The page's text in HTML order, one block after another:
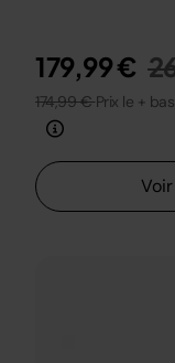
179,99 €
174,99 €Prix le +